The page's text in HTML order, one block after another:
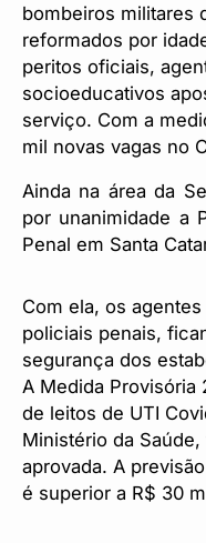
bombeiros militares
reformados por
peritos oficiais,
socioeducativos
serviço. Com a
mil novas vagas no
Ainda na área da
por unanimidade a
Penal em Santa
Com ela, os
policiais penais,
segurança dos
A Medida Provisória
de leitos de UTI
Ministério da
aprovada. A
é superior a R$ 30